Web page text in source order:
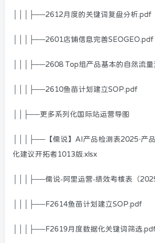
│││├──2612月度的关键词复盘分析.pdf
│││├──2601店铺信息完善SEOGEO.pdf
│││├──2608 Top组产品基本的自然流量
│││├──2610鱼苗计划建立SOP.pdf
││├──更多系列化国际站运营导图
│││├──【儒说】AI产品检测表2025·产
化建议开拓者1013版.xlsx
│││├──儒说-阿里运营-绩效考核表（
│││├──F2614鱼苗计划建立SOP.pdf
│││├──F2619月度数据化关键词筛选